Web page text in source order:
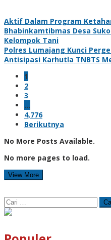
Aktif Dalam Program
Bhabinkamtibmas Desa
Kelompok Tani
Polres Lumajang Kunci
Antisipasi Karhutla TNBTS
1
2
3
…
4,776
Berikutnya
No More Posts Available.
No more pages to load.
View More
Cari
untuk: